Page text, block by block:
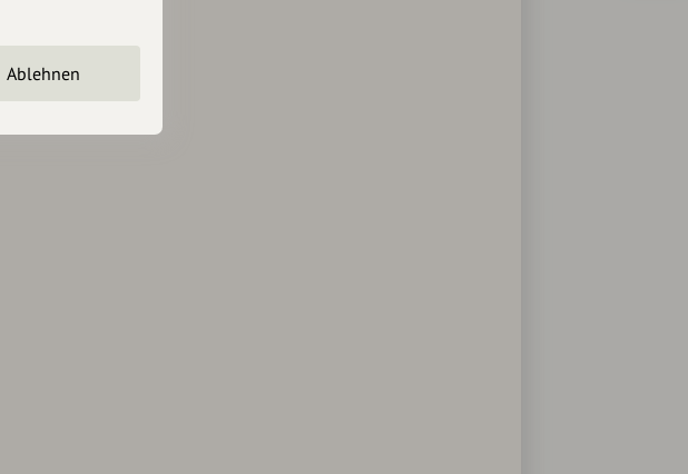
Ablehnen